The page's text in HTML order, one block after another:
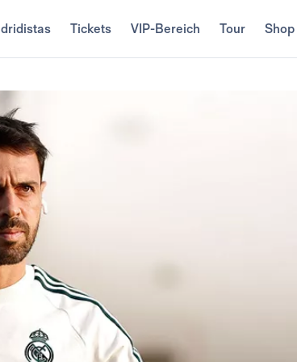
Tickets VIP-Bereich Tour Shop